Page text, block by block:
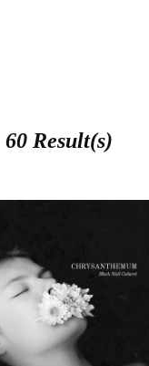
60 Result(s)